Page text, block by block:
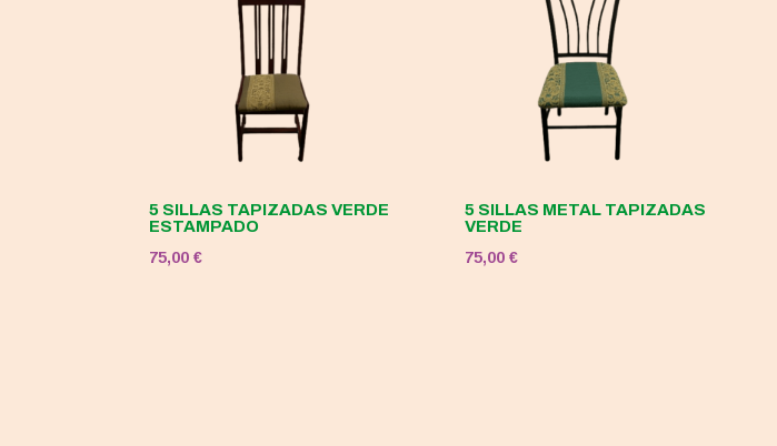
5 SILLAS TAPIZADAS VERDE
ESTAMPADO
75,00€
5 SILLAS METAL TAPIZADAS
VERDE
75,00 €